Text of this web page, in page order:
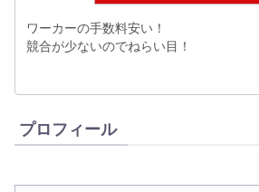
ワーカーの手数料安い！
競合が少ないのでねらい目！
プロフィール